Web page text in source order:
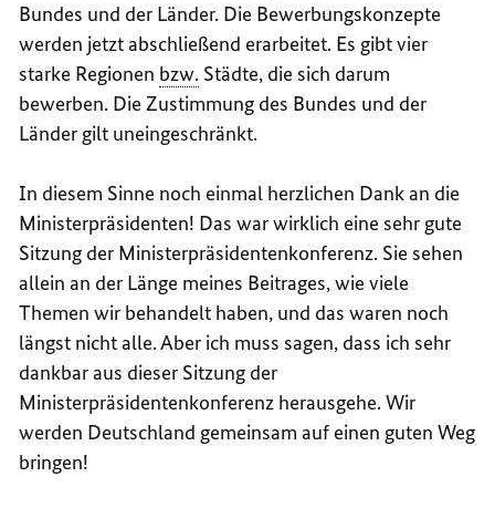
Bundes und der Länder. Die Bewerbungskonzepte
werden jetzt abschließend erarbeitet. Es gibt vier
starke Regionen bzw. Städte, die sich darum
bewerben. Die Zustimmung des Bundes und der
Länder gilt uneingeschränkt.
In diesem Sinne noch einmal herzlichen Dank an die
Ministerpräsidenten! Das war wirklich eine sehr gute
Sitzung der Ministerpräsidentenkonferenz. Sie sehen
allein an der Länge meines Beitrages, wie viele
Themen wir behandelt haben, und das waren noch
längst nicht alle. Aber ich muss sagen, dass ich sehr
dankbar aus dieser Sitzung der
Ministerpräsidentenkonferenz herausgehe. Wir
werden Deutschland gemeinsam auf einen guten Weg
bringen!